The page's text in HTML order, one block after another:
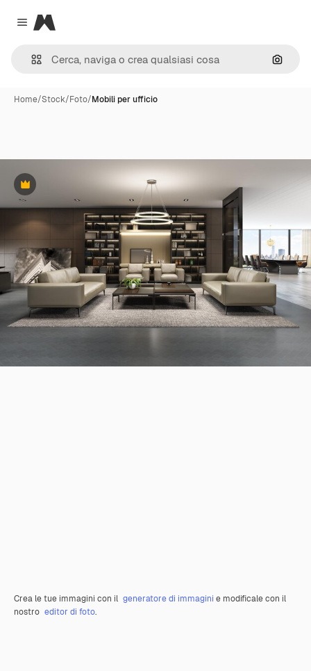
Close menu
Magnific
Cerca
Home/Stock/Foto/Mobili per ufficio
Premium
Crea le tue immagini con il generatore di immagini e modificale con il
nostro editor di foto.